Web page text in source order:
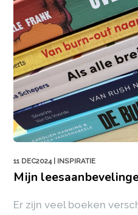
11 DEC2024| INSPIRATIE
Mijn
Er zijn veel boeken